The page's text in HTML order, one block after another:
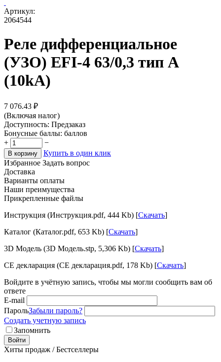
Артикул:
2064544
Реле дифференциальное
(УЗО) EFI-4 63/0,3 тип A
(10kA)
7 076.43 ₽
(Включая налог)
Доступность: Предзаказ
Бонусные баллы: баллов
+
−
В корзину
Купить в один клик
Избранное Задать вопрос
Доставка
Варианты оплаты
Наши преимущества
Прикрепленные файлы
Инструкция (Инструкция.pdf, 444 Kb) [Скачать]
Каталог (Каталог.pdf, 653 Kb) [Скачать]
3D Модель (3D Модель.stp, 5,306 Kb) [Скачать]
CE декларация (CE декларация.pdf, 178 Kb) [Скачать]
Войдите в учётную запись, чтобы мы могли сообщить вам об
ответе
E-mail
ПарольЗабыли пароль?
Создать учетную запись
Запомнить
Войти
Хиты продаж / Бестселлеры